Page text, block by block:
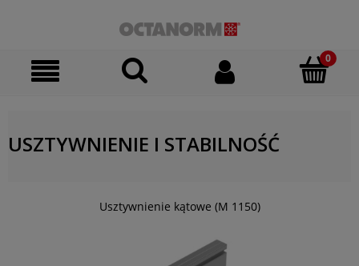
USZTYWNIENIE I STABILNOŚĆ
Usztywnienie kątowe (M 1150)